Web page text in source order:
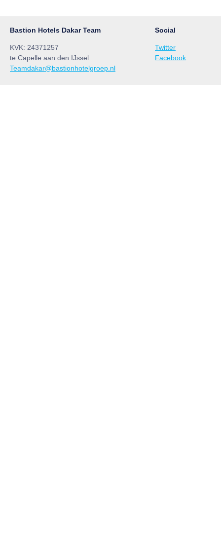
Bastion Hotels Dakar Team
KVK: 24371257
te Capelle aan den IJssel
Teamdakar@bastionhotelgroep.nl
Social
Twitter
Facebook